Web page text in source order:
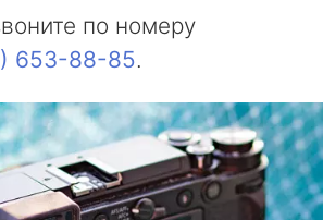
по номеру
653-88-85.